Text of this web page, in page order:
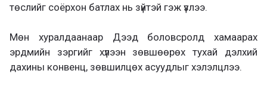
төслийг соёрхон батлах нь зүйтэй гэж үзлээ.
Мөн хуралдаанаар Дээд боловсролд хамаарах
эрдмийн зэргийг хүлээн зөвшөөрөх тухай дэлхий
дахины конвенц, зөвшилцөх асуудлыг хэлэлцлээ.